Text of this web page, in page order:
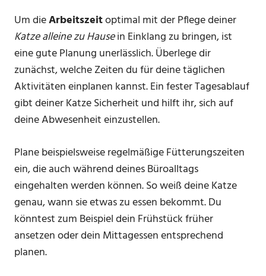
Um dieArbeitszeitoptimal mit der Pflege deiner
Katze alleine zu Hausein Einklang zu bringen, ist
eine gute Planung unerlässlich. Überlege dir
zunächst, welche Zeiten du für deine täglichen
Aktivitäten einplanen kannst. Ein fester Tagesablauf
gibt deiner Katze Sicherheit und hilft ihr, sich auf
deine Abwesenheit einzustellen.
Plane beispielsweise regelmäßige Fütterungszeiten
ein, die auch während deines Büroalltags
eingehalten werden können. So weiß deine Katze
genau, wann sie etwas zu essen bekommt. Du
könntest zum Beispiel dein Frühstück früher
ansetzen oder dein Mittagessen entsprechend
planen.